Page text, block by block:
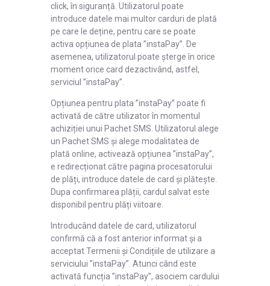
click, în siguranță. Utilizatorul poate
introduce datele mai multor carduri de plată
pe care le deține, pentru care se poate
activa opțiunea de plata ”instaPay”. De
asemenea, utilizatorul poate șterge în orice
moment orice card dezactivând, astfel,
serviciul ”instaPay”.
Opțiunea pentru plata ”instaPay” poate fi
activată de către utilizator în momentul
achiziției unui Pachet SMS. Utilizatorul alege
un Pachet SMS și alege modalitatea de
plată online, activează opțiunea ”instaPay”,
e redirecționat către pagina procesatorului
de plăți, introduce datele de card și plătește.
Dupa confirmarea plății, cardul salvat este
disponibil pentru plăți viitoare.
Introducând datele de card, utilizatorul
confirmă că a fost anterior informat și a
acceptat Termenii și Condițiile de utilizare a
serviciului ”instaPay”. Atunci când este
activată funcția ”instaPay”, asociem cardului